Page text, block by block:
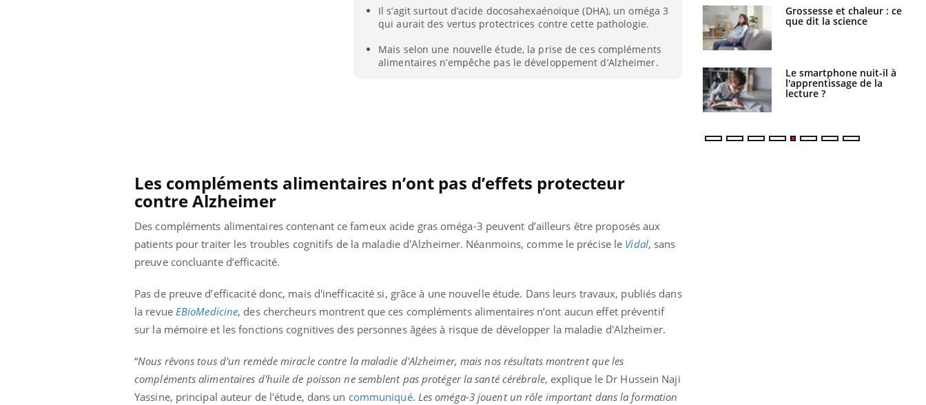
Il s’agit surtout d’acide docosahexaénoïque (DHA), un oméga 3
qui aurait des vertus protectrices contre cette pathologie.
Mais selon une nouvelle étude, la prise de ces compléments
alimentaires n’empêche pas le développement d’Alzheimer.
Les compléments alimentaires n’ont pas d’effets protecteur
contre Alzheimer
Des compléments alimentaires contenant ce fameux acide gras oméga-3 peuvent d’ailleurs être proposés aux
patients pour traiter les troubles cognitifs de la maladie d'Alzheimer. Néanmoins, comme le précise le Vidal, sans
preuve concluante d’efficacité.
Pas de preuve d’efficacité donc, mais d'inefficacité si, grâce à une nouvelle étude. Dans leurs travaux, publiés dans
la revue EBioMedicine, des chercheurs montrent que ces compléments alimentaires n’ont aucun effet préventif
sur la mémoire et les fonctions cognitives des personnes âgées à risque de développer la maladie d'Alzheimer.
“Nous rêvons tous d'un remède miracle contre la maladie d'Alzheimer, mais nos résultats montrent que les
compléments alimentaires d'huile de poisson ne semblent pas protéger la santé cérébrale, explique le Dr Hussein Naji
Yassine, principal auteur de l'étude, dans un communiqué. Les oméga-3 jouent un rôle important dans la formation
La sieste empêche-t-elle
de dormir la nuit ?
VIH : la fin du comprimé
Fortes chaleurs :
pourquoi le risque de
noyade grimpe-t-il ?
Grossesse et chaleur : ce
que dit la science
Le smartphone nuit-il à
l'apprentissage de la
lecture ?